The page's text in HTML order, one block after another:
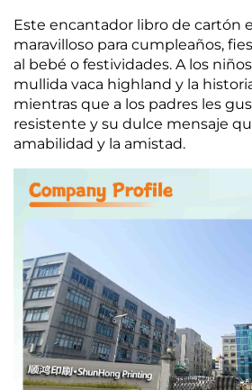
Este encantador libro de cartón
maravilloso para cumpleaños,
al bebé o festividades. A los
mullida vaca highland y la
mientras que a los padres les
resistente y su dulce mensaje
amabilidad y la amistad.